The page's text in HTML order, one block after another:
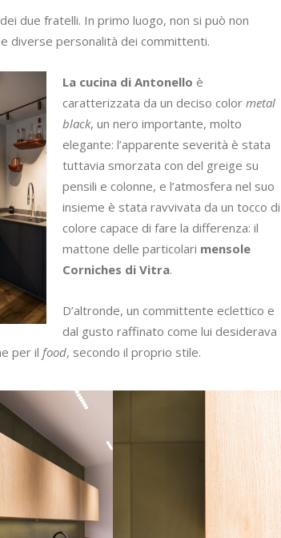
due fratelli. In primo luogo, non si può non
diverse personalità dei committenti.
La cucina di Antonello è
caratterizzata da un deciso color metal
black, un nero importante, molto
elegante: l’apparente severità è stata
tuttavia smorzata con del greige su
pensili e colonne, e l’atmosfera nel suo
insieme è stata ravvivata da un tocco di
colore capace di fare la differenza: il
mattone delle particolari mensole
Corniches di Vitra.
D’altronde, un committente eclettico e
dal gusto raffinato come lui desiderava
per il food, secondo il proprio stile.